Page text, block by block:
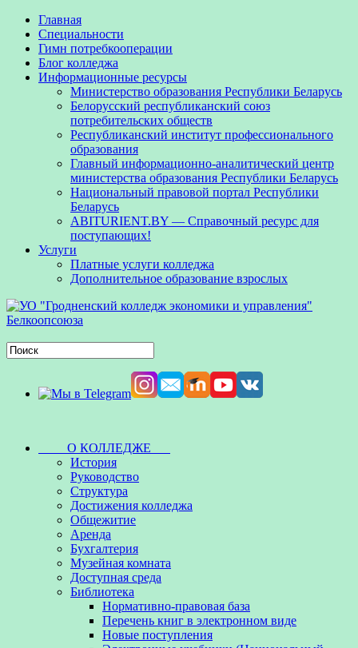
Главная
Специальности
Гимн потребкооперации
Блог колледжа
Информационные ресурсы
Министерство образования Республики Беларусь
Белорусский республиканский союз
потребительских обществ
Республиканский институт профессионального
образования
Главный информационно-аналитический центр
министерства образования Республики Беларусь
Национальный правовой портал Республики
Беларусь
ABITURIENT.BY — Справочный ресурс для
поступающих!
Услуги
Платные услуги колледжа
Дополнительное образование взрослых
О КОЛЛЕДЖЕ
История
Руководство
Структура
Достижения колледжа
Общежитие
Аренда
Бухгалтерия
Музейная комната
Доступная среда
Библиотека
Нормативно-правовая база
Перечень книг в электронном виде
Новые поступления